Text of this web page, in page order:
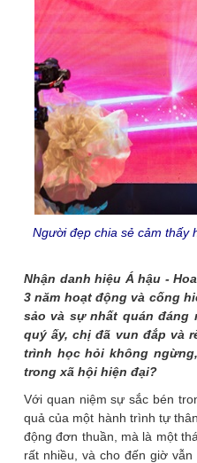
Người đẹp chia sẻ cảm thấy
Nhận danh hiệu Á hậu -
3 năm hoạt động và cống
sảo và sự nhất quán đáng
quý ấy, chị đã vun đắp và
trình học hỏi không
trong xã hội hiện đại?
Với quan niệm sự sắc bén
quả của một hành trình tự
động đơn thuần, mà là một
rất nhiều, và cho đến giờ